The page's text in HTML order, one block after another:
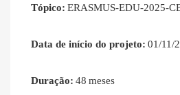
Tópico: ERASMUS-EDU-2025-
Data de início do projeto: 01/11/
Duração: 48 meses